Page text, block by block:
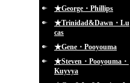
★George・Phillips
★Trinidad&Dawn・Lu
cas
★Gene・Pooyouma
★Steven・Pooyouma・
Kuyvya